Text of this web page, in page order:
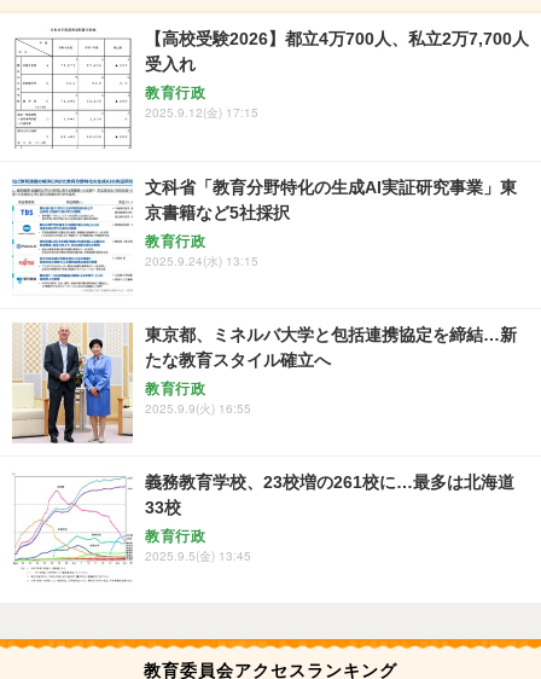
【高校受験2026】都立4万700人、私立2万7,700人
受入れ
教育行政
2025.9.12(金) 17:15
文科省「教育分野特化の生成AI実証研究事業」東
京書籍など5社採択
教育行政
2025.9.24(水) 13:15
東京都、ミネルバ大学と包括連携協定を締結…新
たな教育スタイル確立へ
教育行政
2025.9.9(火) 16:55
義務教育学校、23校増の261校に…最多は北海道
33校
教育行政
2025.9.5(金) 13:45
教育委員会アクセスランキング